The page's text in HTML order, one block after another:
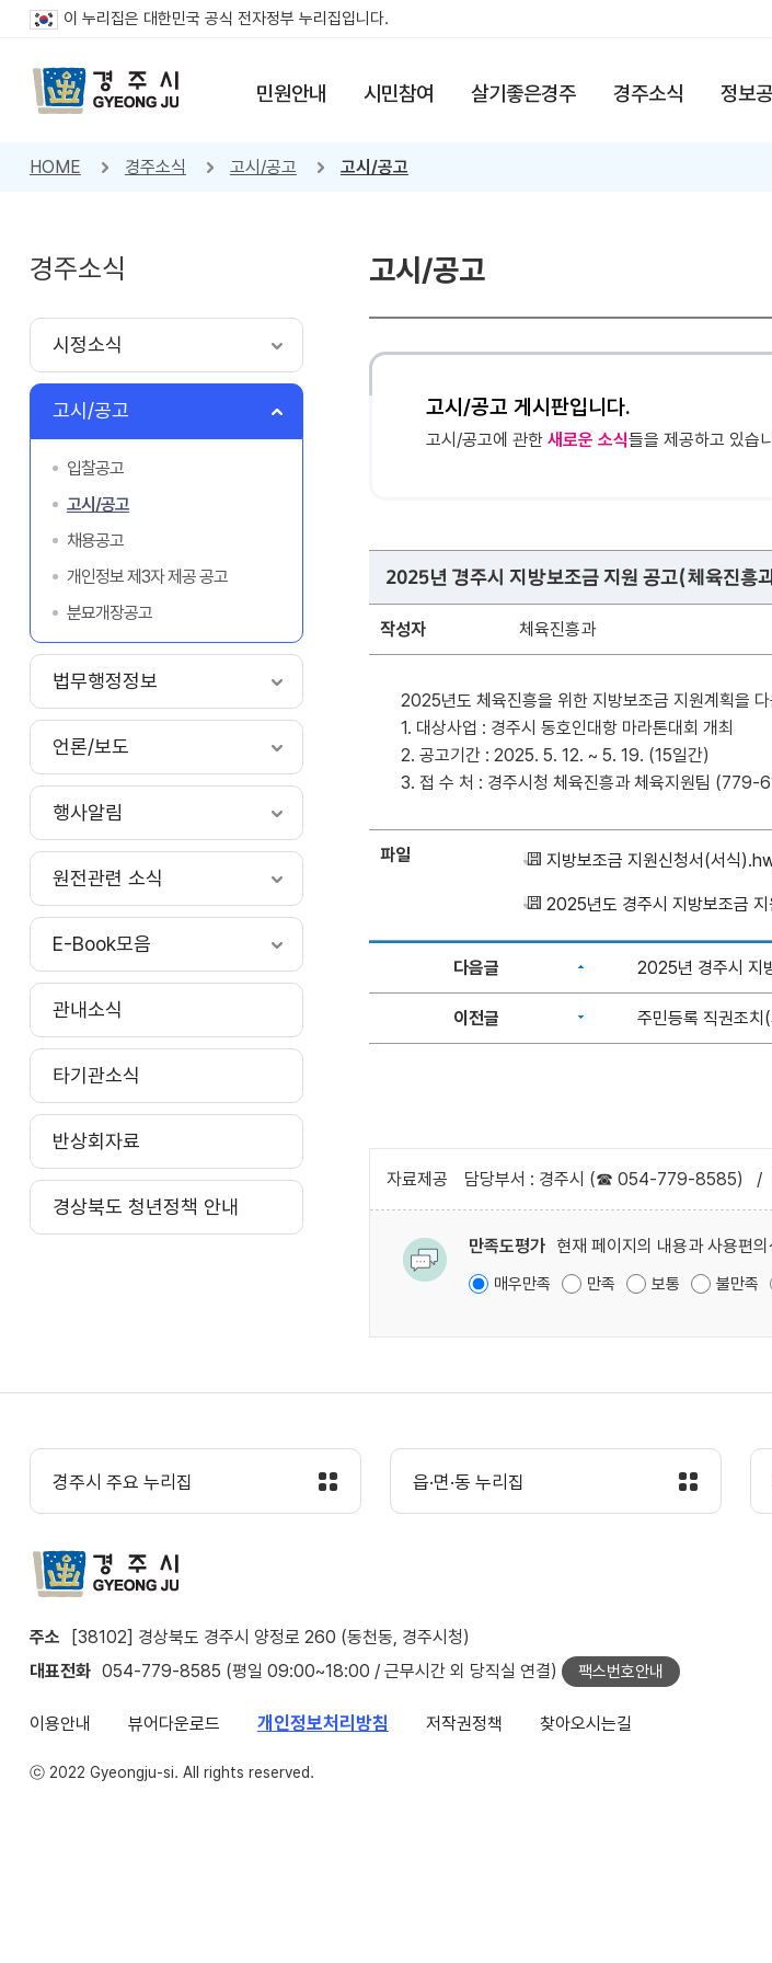
이 누리집은 대한민국 공식 전자정부 누리집입니다.
민원안내 시민참여 살기좋은경주 경주소식 정보
HOME 경주소식 고시/공고 고시/공고
경주소식
시정소식
고시/공고
입찰공고
고시/공고
채용공고
개인정보 제3자 제공 공고
분묘개장공고
법무행정정보
언론/보도
행사알림
원전관련 소식
E-Book모음
관내소식
타기관소식
반상회자료
경상북도 청년정책 안내
고시/공고
고시/공고 게시판입니다.
고시/공고에 관한 새로운 소식들을 제공하고 있습
2025년 경주시 지방보조금 지원 공고(체육진흥
작성자 체육진흥과
2025년도 체육진흥을 위한 지방보조금 지원계획을
1. 대상사업 : 경주시 동호인대항 마라톤대회 개최
2. 공고기간 : 2025. 5. 12. ~ 5. 19. (15일간)
3. 접 수 처 : 경주시청 체육진흥과 체육지원팀 (779-
파일 지방보조금 지원신청서(서식
2025년도 경주시 지방보조금
다음글 2025년 경주시 지
이전글 주민등록 직권조치
자료제공 담당부서 : 경주시 (☎ 054-779-8585) /
만족도평가 현재 페이지의 내용과 사용편
매우만족 만족 보통 불만족
경주시 주요 누리집 읍·면·동 누리집
주소
[38102] 경상북도 경주시 양정로 260 (동천동, 경주시청)
대표전화 054-779-8585 (평일 09:00~18:00 / 근무시간 외 당직실 연결) 팩스번호안내
이용안내 뷰어다운로드 개인정보처리방침 저작권정책 찾아오시는길
ⓒ 2022 Gyeongju-si. All rights reserved.